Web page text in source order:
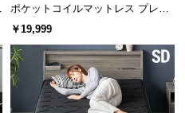
ポケットコイルマットレス プレミ
アム 厚さ20cm S/SD/D
￥19,999